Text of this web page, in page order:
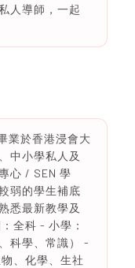
人導師，一起
業於香港浸會大
中小學私人及
心 / SEN 學
弱的學生補底
悉最新教學及
全科 - 小學：
科學、常識） -
、化學、生社